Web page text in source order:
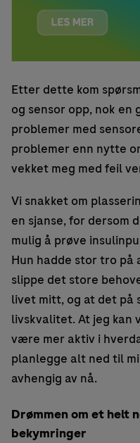
Etter dette kom
og sensor opp, nok
problemer med
problemer enn nytte
vekket meg med feil
Vi snakket om
en sjanse, for dersom
mulig å prøve
Hun hadde stor tro på
slippe det store
livet mitt, og at det på
livskvalitet. At jeg kan
være mer aktiv i
planlegge alt ned til
avhengig av nå.
Drømmen om et helt
bekymringer